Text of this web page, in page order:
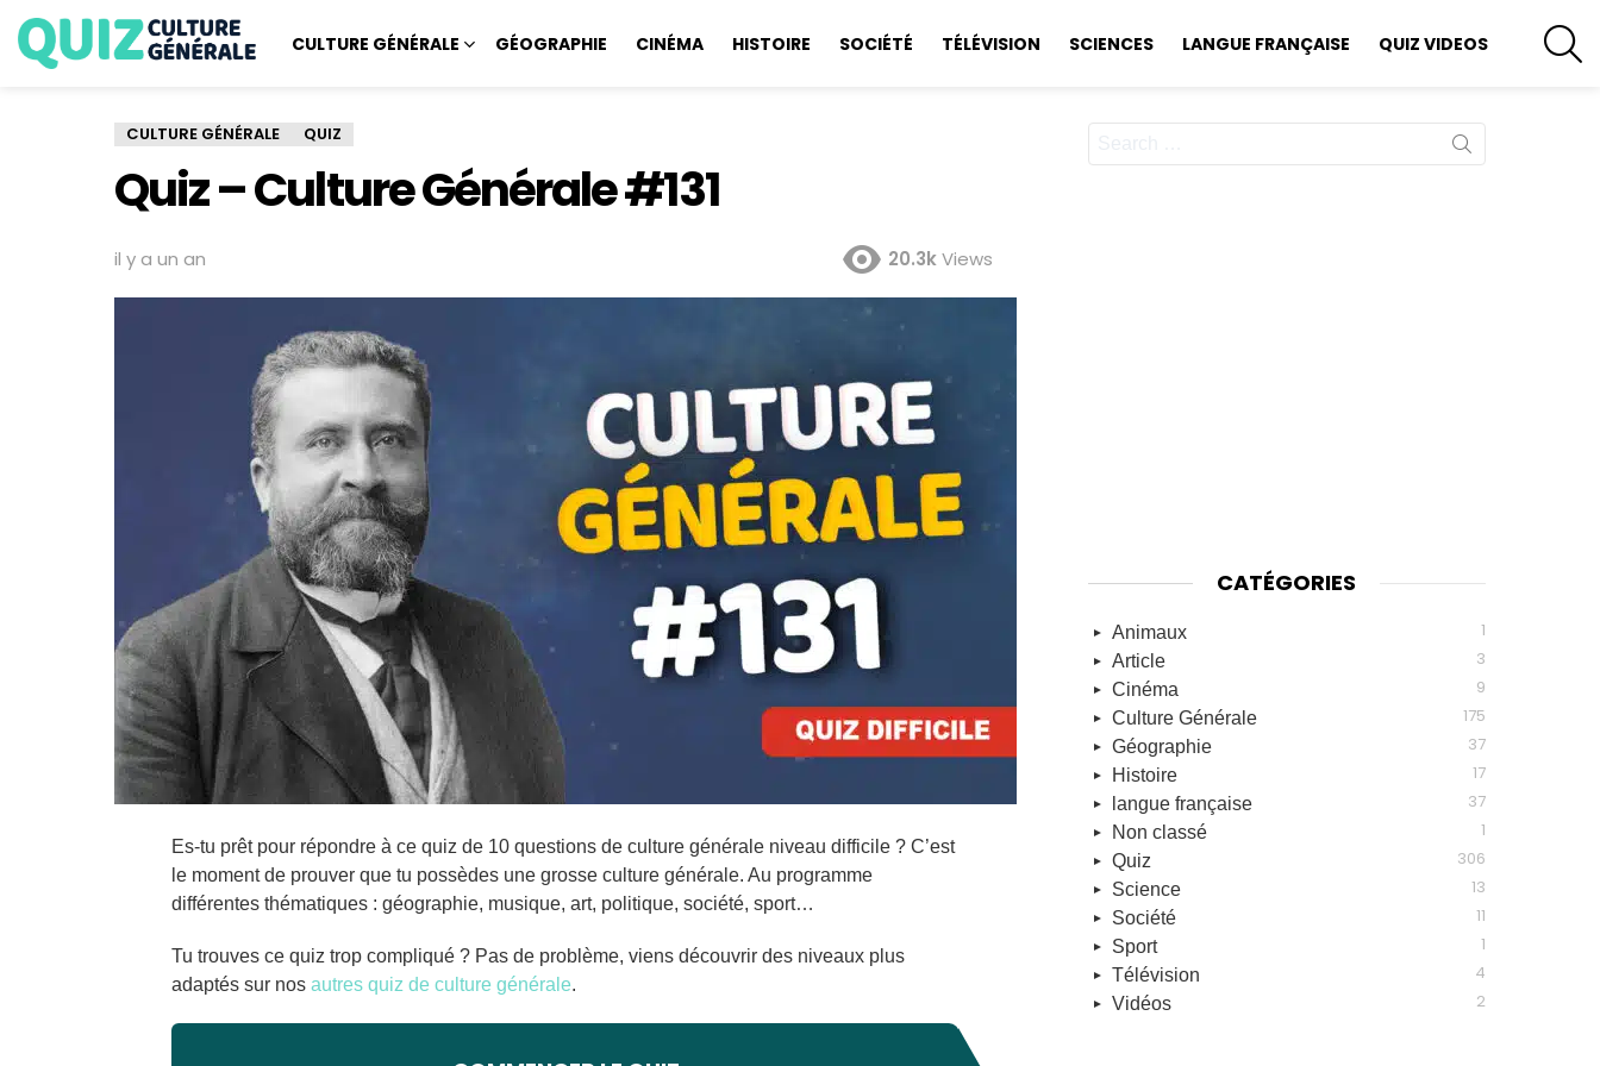
CULTURE GÉNÉRALE GÉOGRAPHIE CINÉMA HISTOIRE SOCIÉTÉ TÉLÉVISION SCIENCES LANGUE FRANÇAISE QUIZ VIDEOS
CULTURE GÉNÉRALE QUIZ
Quiz – Culture Générale #131
il y a un an 20.3kViews
Es-tu prêt pour répondre à ce quiz de 10 questions de culture générale niveau difficile ? C’est
le moment de prouver que tu possèdes une grosse culture générale. Au programme
différentes thématiques : géographie, musique, art, politique, société, sport…
Tu trouves ce quiz trop compliqué ? Pas de problème, viens découvrir des niveaux plus
adaptés sur nos autres quiz de culture générale.
Search
CATÉGORIES
Animaux 1
Article 3
Cinéma 9
Culture Générale 175
Géographie 37
Histoire 17
langue française 37
Non classé 1
Quiz 306
Science 13
Société 11
Sport 1
Télévision 4
Vidéos 2